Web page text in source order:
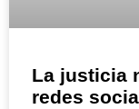
La justicia
redes